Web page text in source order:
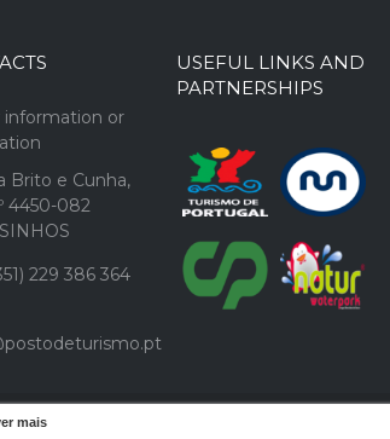
information or
Brito e Cunha,
4450-082
229 386 364
USEFUL LINKS AND
PARTNERSHIPS
.
mais